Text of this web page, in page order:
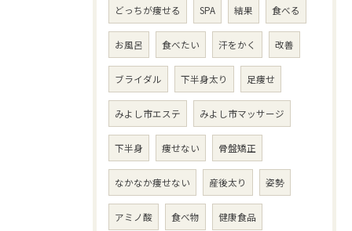
どっちが痩せる SPA 結果 食べる
お風呂 食べたい 汗をかく 改善
ブライダル 下半身太り 足痩せ
みよし市エステ みよし市マッサージ
下半身 痩せない 骨盤矯正
なかなか痩せない 産後太り 姿勢
アミノ酸 食べ物 健康食品